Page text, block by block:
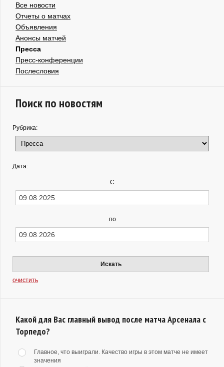
Все новости
Отчеты о матчах
Объявления
Анонсы матчей
Пресса
Пресс-конференции
Послесловия
Поиск по новостям
Рубрика:
Дата:
С
по
Искать
очистить
Какой для Вас главный вывод после матча Арсенала с
Торпедо?
Главное, что выиграли. Качество игры в этом матче не имеет
значения